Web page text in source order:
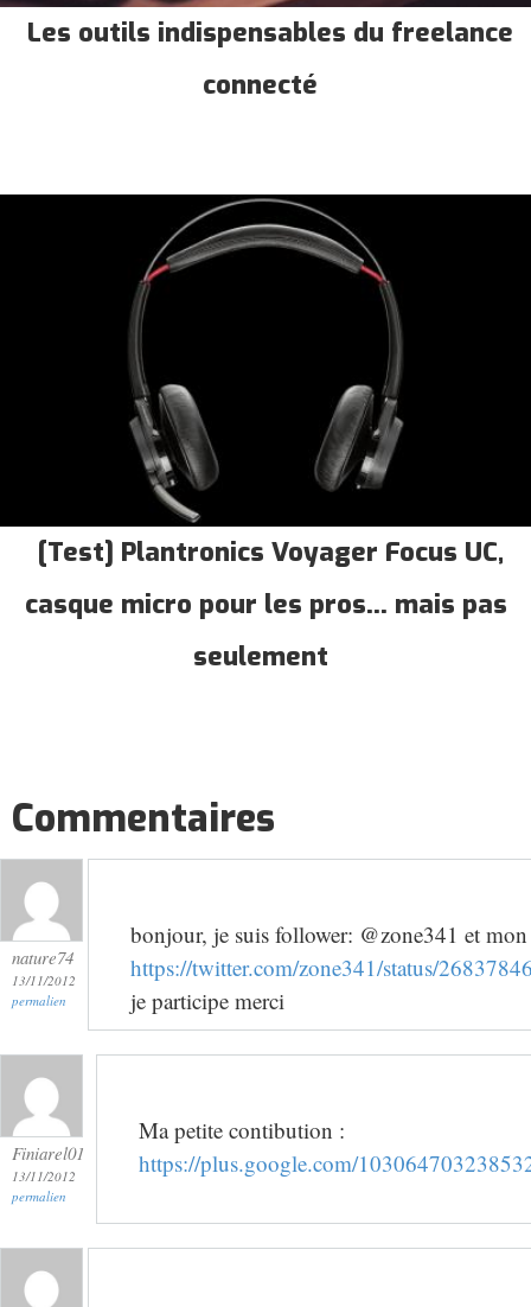
Les outils indispensables du freelance
connecté
[Test] Plantronics Voyager Focus UC,
casque micro pour les pros... mais pas
seulement
Commentaires
nature74
13/11/2012
permalien
bonjour, je suis follower: @zone341 et
https://twitter.com/zone341/status/
je participe merci
Finiarel01
13/11/2012
permalien
Ma petite contibution :
https://plus.google.com/